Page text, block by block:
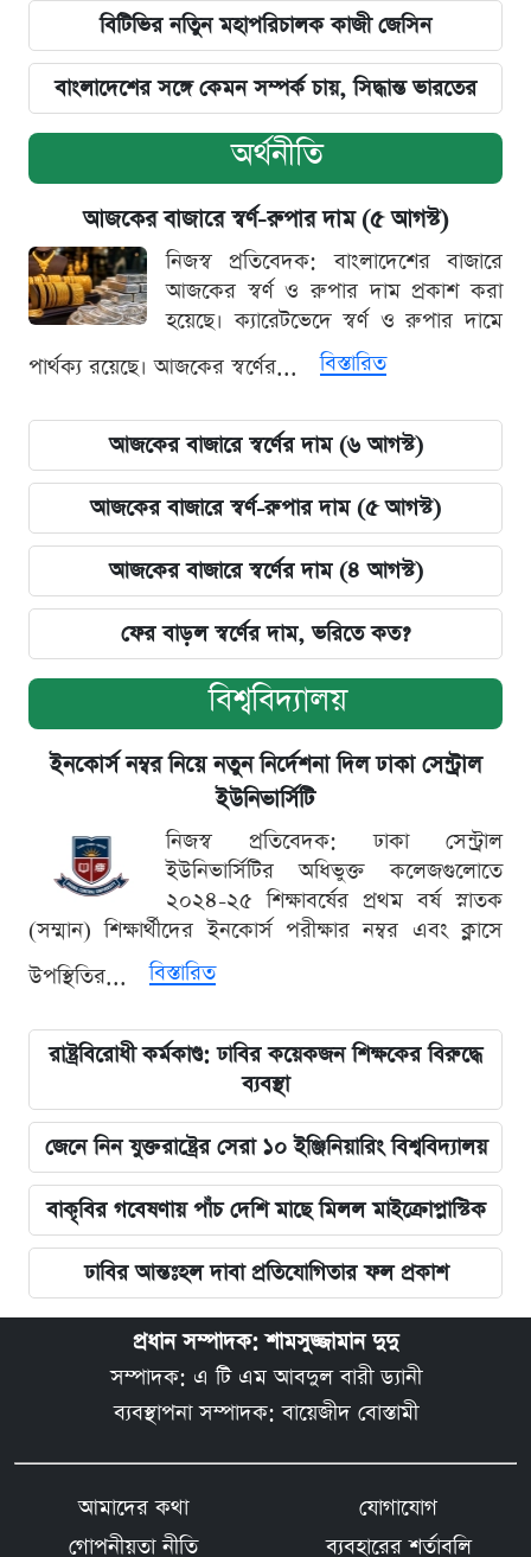
বিটিভির নতিুন মহাপরিচালক কাজী জেসিন
বাংলাদেশের সঙ্গে কেমন সম্পর্ক চায়, সিদ্ধান্ত ভারতের
অর্থনীতি
আজকের বাজারে স্বর্ণ-রুপার দাম (৫ আগস্ট)
নিজস্ব প্রতিবেদক: বাংলাদেশের বাজারে
আজকের স্বর্ণ ও রুপার দাম প্রকাশ করা
হয়েছে। ক্যারেটভেদে স্বর্ণ ও রুপার দামে
পার্থক্য রয়েছে। আজকের স্বর্ণের...
বিস্তারিত
আজকের বাজারে স্বর্ণের দাম (৬ আগস্ট)
আজকের বাজারে স্বর্ণ-রুপার দাম (৫ আগস্ট)
আজকের বাজারে স্বর্ণের দাম (৪ আগস্ট)
ফের বাড়ল স্বর্ণের দাম, ভরিতে কত?
বিশ্ববিদ্যালয়
ইনকোর্স নম্বর নিয়ে নতুন নির্দেশনা দিল ঢাকা সেন্ট্রাল
ইউনিভার্সিটি
নিজস্ব প্রতিবেদক: ঢাকা সেন্ট্রাল
ইউনিভার্সিটির অধিভুক্ত কলেজগুলোতে
২০২৪-২৫ শিক্ষাবর্ষের প্রথম বর্ষ স্নাতক
(সম্মান) শিক্ষার্থীদের ইনকোর্স পরীক্ষার নম্বর এবং ক্লাসে
উপস্থিতির...
বিস্তারিত
রাষ্ট্রবিরোধী কর্মকাণ্ড: ঢাবির কয়েকজন শিক্ষকের বিরুদ্ধে
ব্যবস্থা
জেনে নিন যুক্তরাষ্ট্রের সেরা ১০ ইঞ্জিনিয়ারিং বিশ্ববিদ্যালয়
বাকৃবির গবেষণায় পাঁচ দেশি মাছে মিলল মাইক্রোপ্লাস্টিক
ঢাবির আন্তঃহল দাবা প্রতিযোগিতার ফল প্রকাশ
প্রধান সম্পাদক: শামসুজ্জামান দুদু
সম্পাদক: এ টি এম আবদুল বারী ড্যানী
ব্যবস্থাপনা সম্পাদক: বায়েজীদ বোস্তামী
আমাদের কথা
যোগাযোগ
গোপনীয়তা নীতি
ব্যবহারের শর্তাবলি